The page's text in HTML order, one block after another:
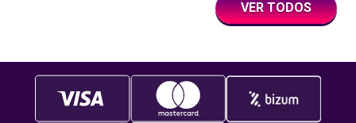
VER TODOS